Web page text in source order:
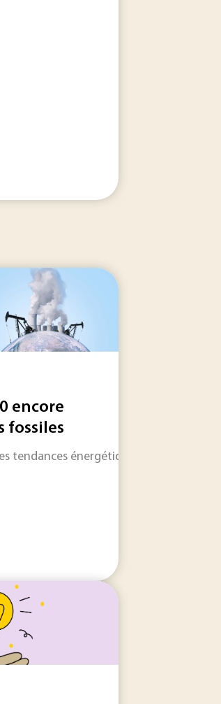
les semaines à venir.
feront l'actualité industrielle dans
encore
fossiles
tendances énergétiques dans le